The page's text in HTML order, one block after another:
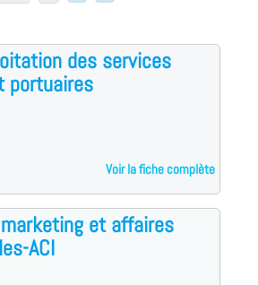
des services
portuaires
Voir la fiche complète
et affaires
ACI